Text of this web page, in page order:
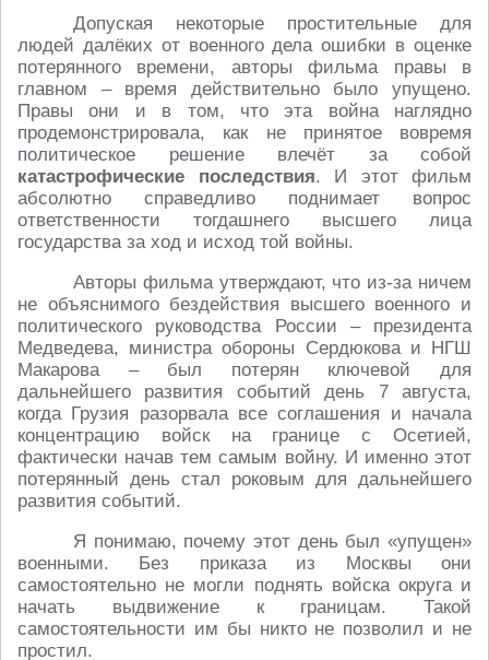
Допуская некоторые простительные для
людей далёких от военного дела ошибки в оценке
потерянного времени, авторы фильма правы в
главном – время действительно было упущено.
Правы они и в том, что эта война наглядно
продемонстрировала, как не принятое вовремя
политическое решение влечёт за собой
катастрофические последствия. И этот фильм
абсолютно справедливо поднимает вопрос
ответственности тогдашнего высшего лица
государства за ход и исход той войны.
Авторы фильма утверждают, что из-за ничем
не объяснимого бездействия высшего военного и
политического руководства России – президента
Медведева, министра обороны Сердюкова и НГШ
Макарова – был потерян ключевой для
дальнейшего развития событий день 7 августа,
когда Грузия разорвала все соглашения и начала
концентрацию войск на границе с Осетией,
фактически начав тем самым войну. И именно этот
потерянный день стал роковым для дальнейшего
развития событий.
Я понимаю, почему этот день был «упущен»
военными. Без приказа из Москвы они
самостоятельно не могли поднять войска округа и
начать выдвижение к границам. Такой
самостоятельности им бы никто не позволил и не
простил.